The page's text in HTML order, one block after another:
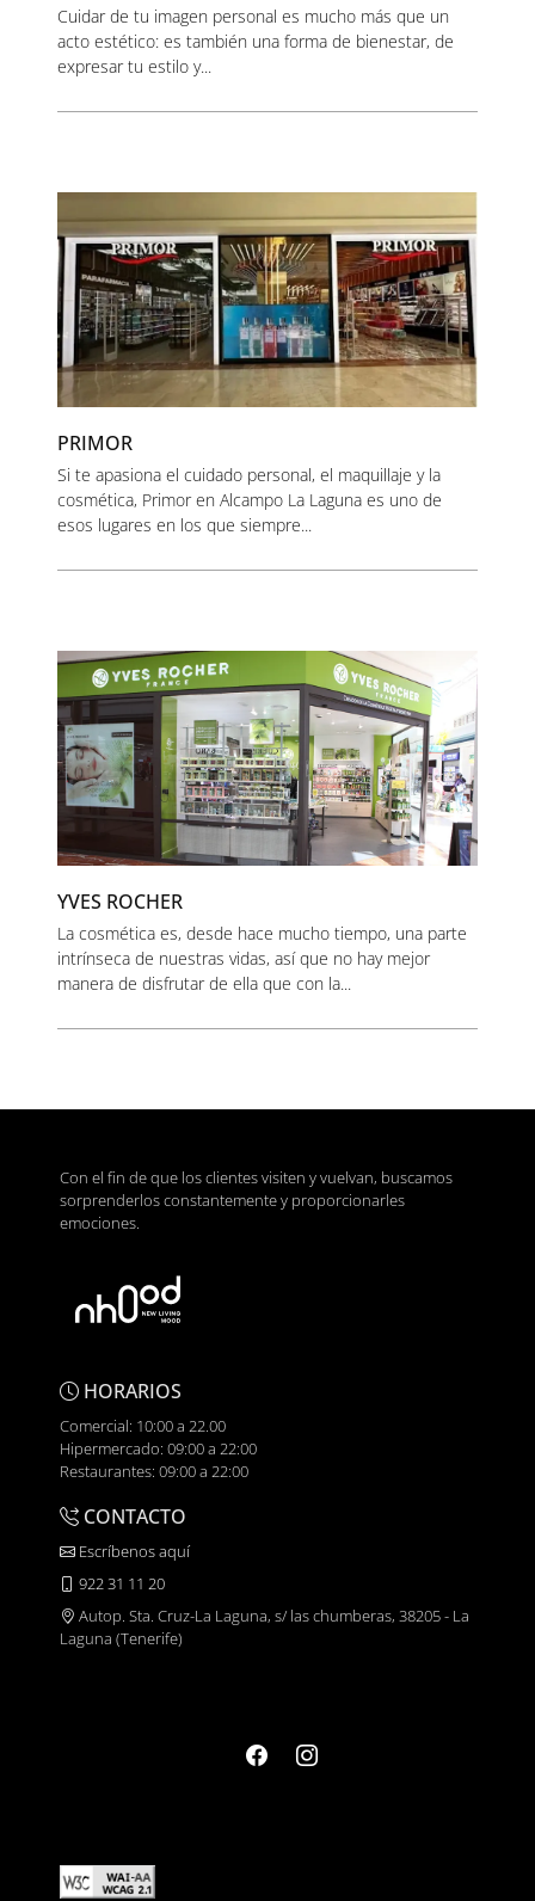
Cuidar de tu imagen personal es mucho más que un
acto estético: es también una forma de bienestar, de
expresar tu estilo y...
PRIMOR
Si te apasiona el cuidado personal, el maquillaje y la
cosmética, Primor en Alcampo La Laguna es uno de
esos lugares en los que siempre...
YVES ROCHER
La cosmética es, desde hace mucho tiempo, una parte
intrínseca de nuestras vidas, así que no hay mejor
manera de disfrutar de ella que con la...
Con el fin de que los clientes visiten y vuelvan, buscamos
sorprenderlos constantemente y proporcionarles
emociones.
HORARIOS
Comercial: 10:00 a 22.00
Hipermercado: 09:00 a 22:00
Restaurantes: 09:00 a 22:00
CONTACTO
Escríbenos aquí
922 31 11 20
Autop. Sta. Cruz-La Laguna, s/ las chumberas, 38205 - La
Laguna (Tenerife)